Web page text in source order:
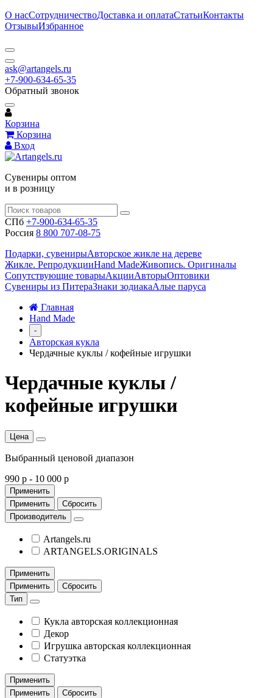
О насСотрудничествоДоставка и оплатаСтатьиКонтакты
ОтзывыИзбранное
ask@artangels.ru
+7-900-634-65-35
Обратный звонок
Корзина
Корзина
Вход
Сувениры оптом
и в розницу
СПб +7-900-634-65-35
Россия 8 800 707-08-75
Подарки, сувенирыАвторское жикле на дереве
Жикле. РепродукцииHand MadeЖивопись. Оригиналы
Сопутствующие товарыАкцииАвторыОптовики
Сувениры из ПитераЗнаки зодиакаАлые паруса
Главная
Hand Made
-
Авторская кукла
Чердачные куклы / кофейные игрушки
Чердачные куклы /
кофейные игрушки
Цена
Выбранный ценовой диапазон
990 р - 10 000 р
Применить
Применить
Сбросить
Производитель
Artangels.ru
ARTANGELS.ORIGINALS
Применить
Применить
Сбросить
Тип
Кукла авторская коллекционная
Декор
Игрушка авторская коллекционная
Статуэтка
Применить
Применить
Сбросить